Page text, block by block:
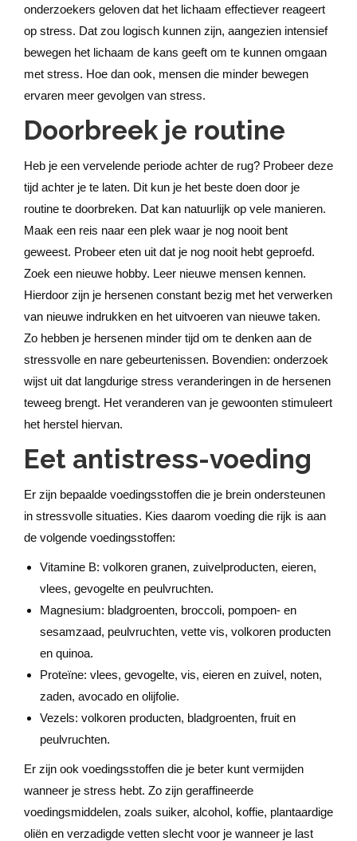
onderzoekers geloven dat het lichaam effectiever reageert
op stress. Dat zou logisch kunnen zijn, aangezien intensief
bewegen het lichaam de kans geeft om te kunnen omgaan
met stress. Hoe dan ook, mensen die minder bewegen
ervaren meer gevolgen van stress.
Doorbreek je routine
Heb je een vervelende periode achter de rug? Probeer deze
tijd achter je te laten. Dit kun je het beste doen door je
routine te doorbreken. Dat kan natuurlijk op vele manieren.
Maak een reis naar een plek waar je nog nooit bent
geweest. Probeer eten uit dat je nog nooit hebt geproefd.
Zoek een nieuwe hobby. Leer nieuwe mensen kennen.
Hierdoor zijn je hersenen constant bezig met het verwerken
van nieuwe indrukken en het uitvoeren van nieuwe taken.
Zo hebben je hersenen minder tijd om te denken aan de
stressvolle en nare gebeurtenissen. Bovendien: onderzoek
wijst uit dat langdurige stress veranderingen in de hersenen
teweeg brengt. Het veranderen van je gewoonten stimuleert
het herstel hiervan.
Eet antistress-voeding
Er zijn bepaalde voedingsstoffen die je brein ondersteunen
in stressvolle situaties. Kies daarom voeding die rijk is aan
de volgende voedingsstoffen:
Vitamine B: volkoren granen, zuivelproducten, eieren,
vlees, gevogelte en peulvruchten.
Magnesium: bladgroenten, broccoli, pompoen- en
sesamzaad, peulvruchten, vette vis, volkoren producten
en quinoa.
Proteïne: vlees, gevogelte, vis, eieren en zuivel, noten,
zaden, avocado en olijfolie.
Vezels: volkoren producten, bladgroenten, fruit en
peulvruchten.
Er zijn ook voedingsstoffen die je beter kunt vermijden
wanneer je stress hebt. Zo zijn geraffineerde
voedingsmiddelen, zoals suiker, alcohol, koffie, plantaardige
oliën en verzadigde vetten slecht voor je wanneer je last